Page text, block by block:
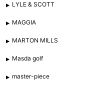
LYLE & SCOTT
MAGGIA
MARTON MILLS
Masda golf
master-piece